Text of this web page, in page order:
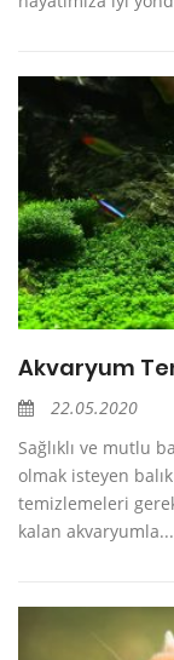
Akvaryum
22.05.2020
Sağlıklı ve mutlu
olmak isteyen
temizlemeleri
kalan akvaryumla...